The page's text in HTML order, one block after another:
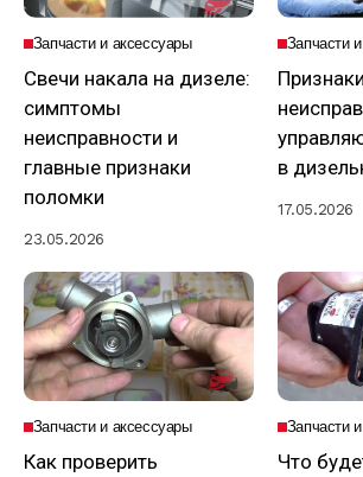
Запчасти и аксессуары
Свечи накала на дизеле:
симптомы
неисправности и
главные признаки
поломки
23.05.2026
Запчасти
Признаки
в
17.05.2026
Запчасти и аксессуары
Как проверить
Запчасти
Что